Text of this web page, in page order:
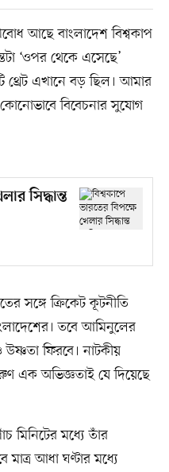
আছে বাংলাদেশ বিশ্বকাপ
‘ওপর থেকে এসেছে’
থ্রেট এখানে বড় ছিল। আমার
বিবেচনার সুযোগ
সিদ্ধান্ত
সঙ্গে ক্রিকেট কূটনীতি
তবে আমিনুলের
ফিরবে। নাটকীয়
এক অভিজ্ঞতাই যে দিয়েছে
মিনিটের মধ্যে তাঁর
মাত্র আধা ঘণ্টার মধ্যে